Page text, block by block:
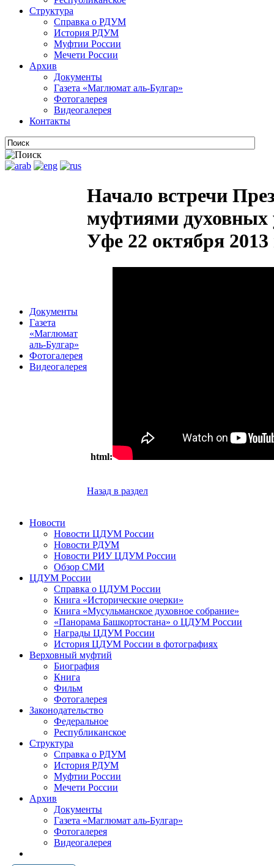
Структура
Справка о РДУМ
История РДУМ
Муфтии России
Мечети России
Архив
Документы
Газета «Маглюмат аль-Булгар»
Фотогалерея
Видеогалерея
Контакты
Документы
Газета
«Маглюмат
аль-Булгар»
Фотогалерея
Видеогалерея
Начало встречи
муфтиями духовных
Уфе 22 октября 2013
html:
Назад в раздел
Новости
Новости ЦДУМ России
Новости РДУМ
Новости РИУ ЦДУМ России
Обзор СМИ
ЦДУМ России
Справка о ЦДУМ России
Книга «Исторические очерки»
Книга «Мусульманское духовное собрание»
«Панорама Башкортостана» о ЦДУМ России
Награды ЦДУМ России
История ЦДУМ России в фотографиях
Верховный муфтий
Биография
Книга
Фильм
Фотогалерея
Законодательство
Федеральное
Республиканское
Структура
Справка о РДУМ
История РДУМ
Муфтии России
Мечети России
Архив
Документы
Газета «Маглюмат аль-Булгар»
Фотогалерея
Видеогалерея